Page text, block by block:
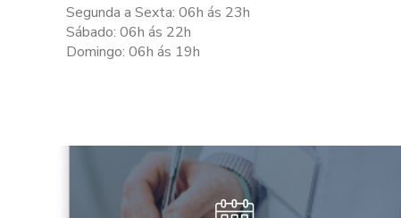
Segunda a Sexta: 06h ás 23h
Sábado: 06h ás 22h
Domingo: 06h ás 19h